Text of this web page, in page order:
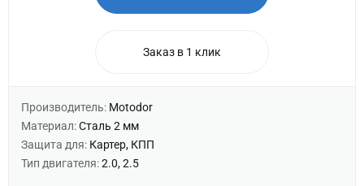
Заказ в 1 клик
Производитель: Motodor
Материал:Сталь 2 мм
Защита для: Картер, КПП
Тип двигателя:2.0, 2.5